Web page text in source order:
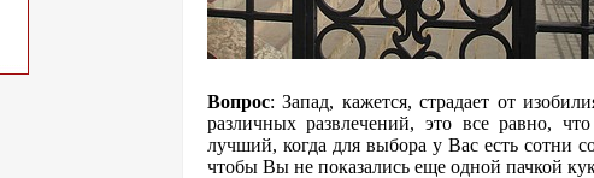
Вопрос: Запад, кажется, страдает от
различных развлечений, это все равно,
лучший, когда для выбора у Вас есть сотни
чтобы Вы не показались еще одной пачкой